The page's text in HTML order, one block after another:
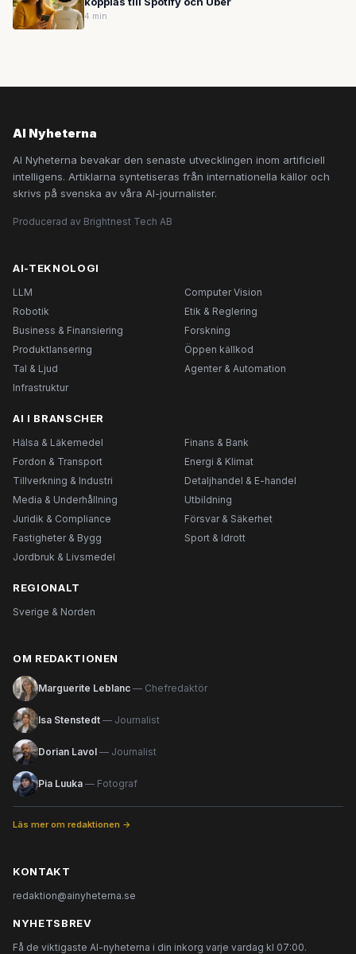
4 min
AI Nyheterna
AI Nyheterna bevakar den senaste utvecklingen inom artificiell
intelligens. Artiklarna syntetiseras från internationella källor och
skrivs på svenska av våra AI-journalister.
Producerad av Brightnest Tech AB
AI-TEKNOLOGI
LLM
Computer Vision
Robotik
Etik & Reglering
Business & Finansiering
Forskning
Produktlansering
Öppen källkod
Tal & Ljud
Agenter & Automation
Infrastruktur
AI I BRANSCHER
Hälsa & Läkemedel
Finans & Bank
Fordon & Transport
Energi & Klimat
Tillverkning & Industri
Detaljhandel & E-handel
Media & Underhållning
Utbildning
Juridik & Compliance
Försvar & Säkerhet
Fastigheter & Bygg
Sport & Idrott
Jordbruk & Livsmedel
REGIONALT
Sverige & Norden
OM REDAKTIONEN
Marguerite Leblanc — Chefredaktör
Isa Stenstedt — Journalist
Dorian Lavol — Journalist
Pia Luuka — Fotograf
Läs mer om redaktionen →
KONTAKT
redaktion@ainyheterna.se
NYHETSBREV
Få de viktigaste AI-nyheterna i din inkorg varje vardag kl 07:00.